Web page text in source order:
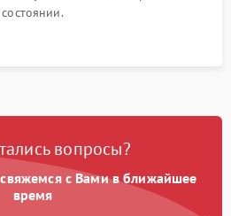
состоянии.
вопросы?
с Вами в ближайшее
время